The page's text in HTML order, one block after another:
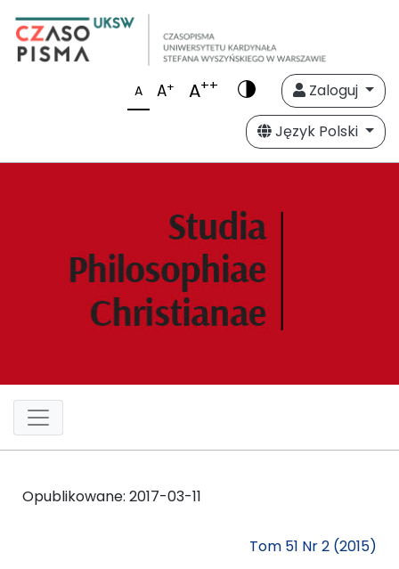
A A+ A++
Zaloguj
Język Polski
Opublikowane: 2017-03-11
Tom 51 Nr 2 (2015)